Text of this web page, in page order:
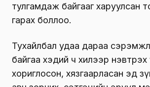
тулгамдаж байгааг харуулсан
гарах боллоо.
Тухайлбал удаа дараа
байгаа хэдий ч хилээр
хориглосон, хязгаарласан эд